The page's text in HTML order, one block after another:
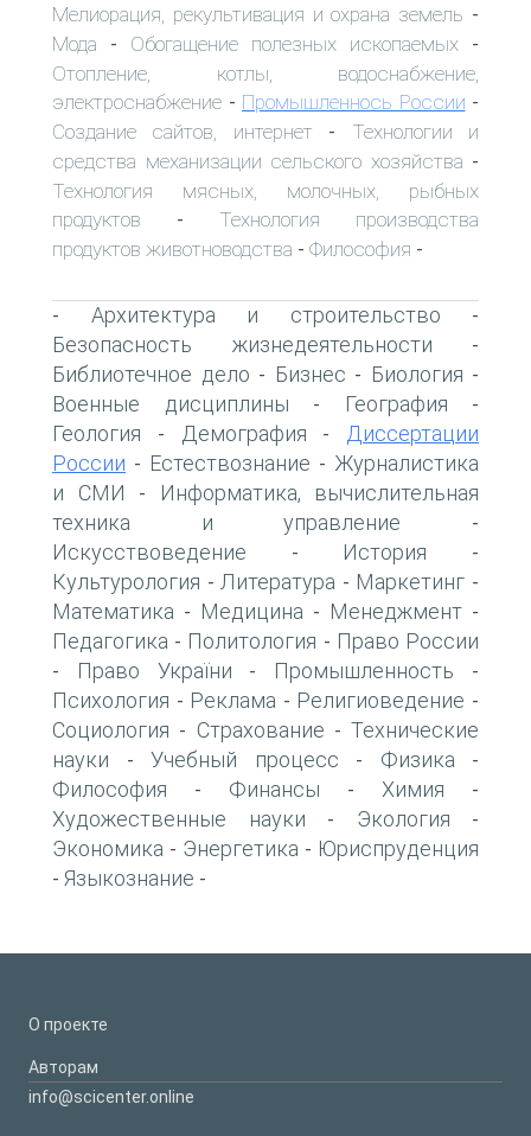
Мелиорация, рекультивация и охрана земель -
Мода - Обогащение полезных ископаемых -
Отопление, котлы, водоснабжение,
электроснабжение - Промышленнось России -
Создание сайтов, интернет - Технологии и
средства механизации сельского хозяйства -
Технология мясных, молочных, рыбных
продуктов - Технология производства
продуктов животноводства - Философия -
- Архитектура и строительство -
Безопасность жизнедеятельности -
Библиотечное дело - Бизнес - Биология -
Военные дисциплины - География -
Геология - Демография -
Диссертации
России - Естествознание - Журналистика
и СМИ -
Информатика, вычислительная
техника и управление -
Искусствоведение - История -
Культурология - Литература - Маркетинг -
Математика - Медицина - Менеджмент -
Педагогика - Политология - Право России
- Право України - Промышленность -
Психология - Реклама - Религиоведение -
Социология - Страхование - Технические
науки - Учебный процесс - Физика -
Философия - Финансы - Химия -
Художественные науки - Экология -
Экономика - Энергетика - Юриспруденция
- Языкознание -
О проекте
Авторам
info@scicenter.online